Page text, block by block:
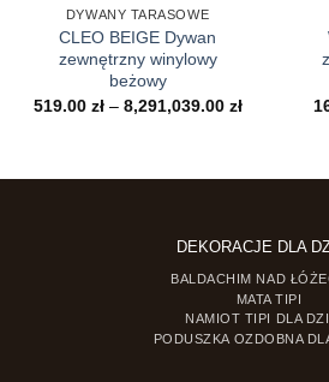
DYWANY TARASOWE
CLEO BEIGE Dywan
zewnętrzny winylowy
beżowy
519.00 zł – 8,291,039.00 złZakres
DEKORACJE DLA
BALDACHIM NAD
MATA TIPI
NAMIOT TIPI DLA
PODUSZKA OZDOBNA